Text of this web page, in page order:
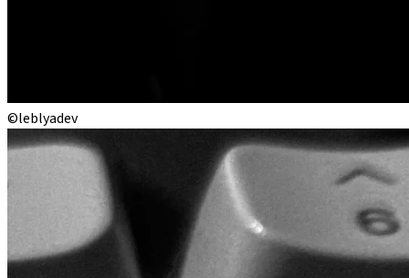
©leblyadev